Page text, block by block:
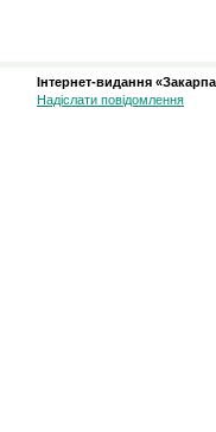
Інтернет-видання
Надіслати повідомлення